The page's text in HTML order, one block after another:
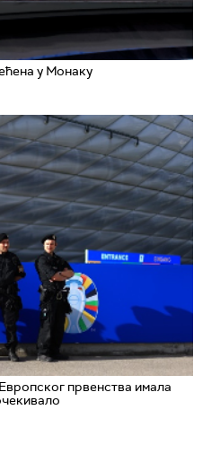
у Монаку
првенства имала